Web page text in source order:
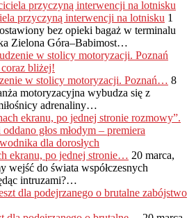
przyczyną interwencji na lotnisku 1
bez opieki bagaż w terminalu
Zielona Góra–Babimost…
w stolicy motoryzacji. Poznań… 8
motoryzacyjna wybudza się z
adrenaliny…
ekranu, po jednej stronie… 20 marca,
wejść do świata współczesnych
intruzami?…